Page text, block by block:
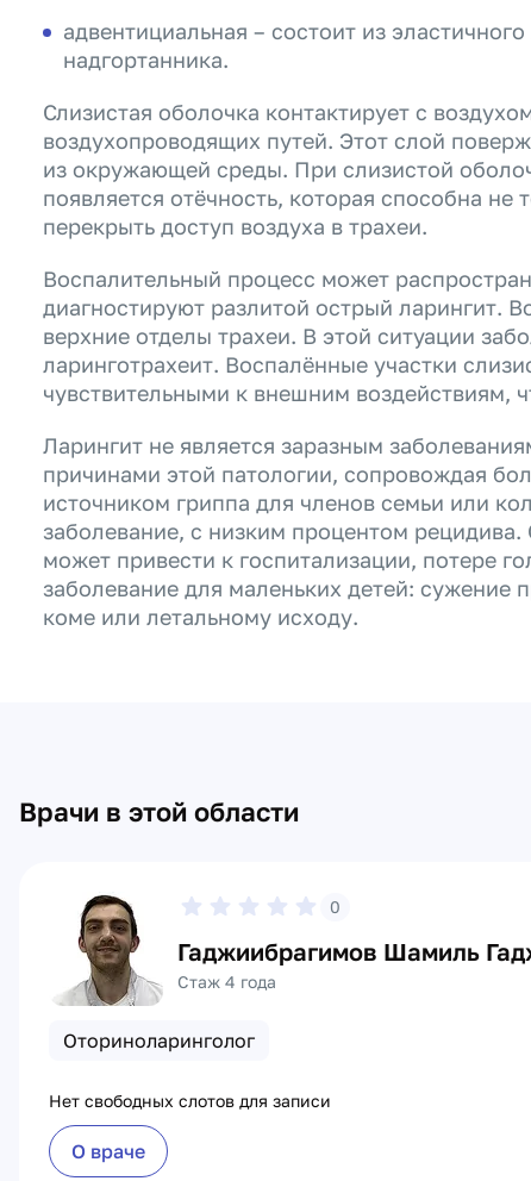
адвентициальная – состоит из
надгортанника.
Слизистая оболочка контактирует с
воздухопроводящих путей. Этот слой
из окружающей среды. При слизистой
появляется отёчность, которая способна не
перекрыть доступ воздуха в трахеи.
Воспалительный процесс может
диагностируют разлитой острый ларингит.
верхние отделы трахеи. В этой ситуации
ларинготрахеит. Воспалённые участки
чувствительными к внешним воздействиям,
Ларингит не является заразным
причинами этой патологии, сопровождая
источником гриппа для членов семьи или
заболевание, с низким процентом рецидива.
может привести к госпитализации, потере
заболевание для маленьких детей: сужение
коме или летальному исходу.
Врачи в этой области
0
Гаджиибрагимов Шамиль
Стаж 4 года
Оториноларинголог
Нет свободных слотов для записи
О враче